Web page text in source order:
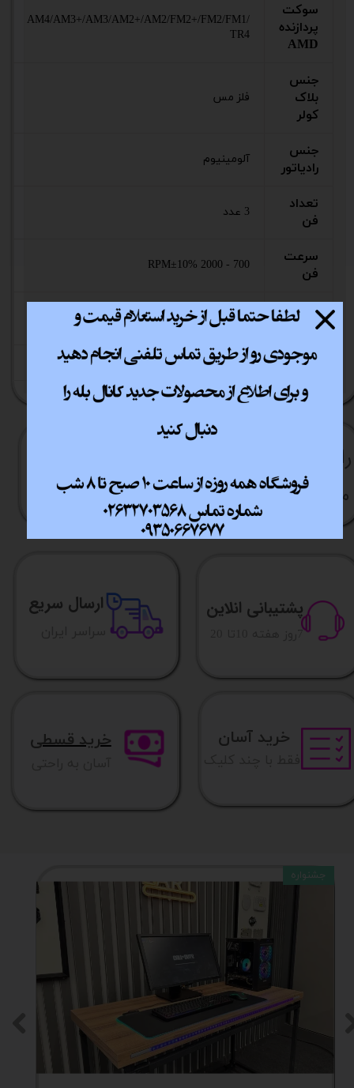
سوکت
پردازنده
AMD
AM4/AM3+/AM3/AM2+/AM2/FM2+/FM2/FM1/
TR4
جنس
بلاک
کولر
فلز مس
جنس
رادیاتور
آلومینیوم
تعداد
فن
3 عدد
سرعت
فن
700 - 2000 RPM±10%
جریان
هوا
69 فوت مکعب در دقیقه
نویز 15 - 27 دسیبل
راهنما​​​​​​​​​​​​​​ی خرید
مشاوره قبل از خرید رویه بازگردانی کالا
پشتیبانی انلاین
​7روز هفته 10تا 20
ارسال سریع
خرید آسان خرید قسطی
جشنواره